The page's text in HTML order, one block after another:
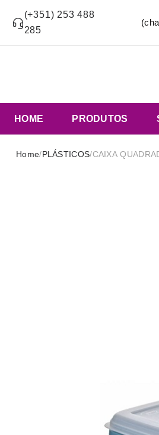
(+351) 253 488
285
HOME PRODUTOS
Home/PLÁSTICOS/CAIXA